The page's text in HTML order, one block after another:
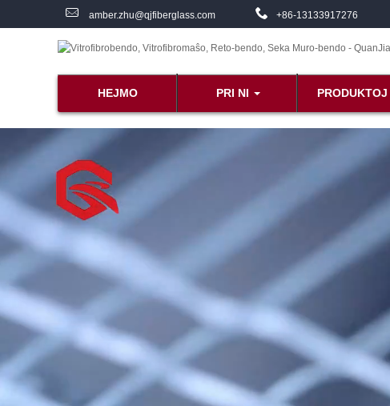
+86-13133917276
amber.zhu@qjfiberglass.com
HEJMO PRI NI PRODUKTOJ